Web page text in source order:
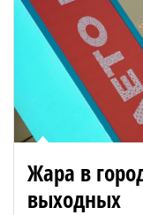
Жара в
выходных